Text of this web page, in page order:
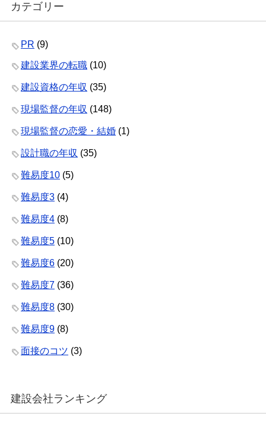
カテゴリー
PR (9)
建設業界の転職 (10)
建設資格の年収 (35)
現場監督の年収 (148)
現場監督の恋愛・結婚 (1)
設計職の年収 (35)
難易度10 (5)
難易度3 (4)
難易度4 (8)
難易度5 (10)
難易度6 (20)
難易度7 (36)
難易度8 (30)
難易度9 (8)
面接のコツ (3)
建設会社ランキング